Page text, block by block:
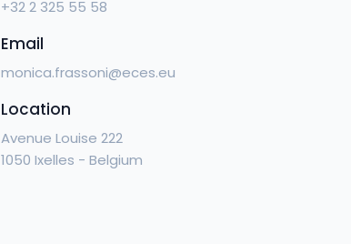
+32 2 325 55 58
Email
monica.frassoni@eces.eu
Location
Avenue Louise 222
1050 Ixelles - Belgium